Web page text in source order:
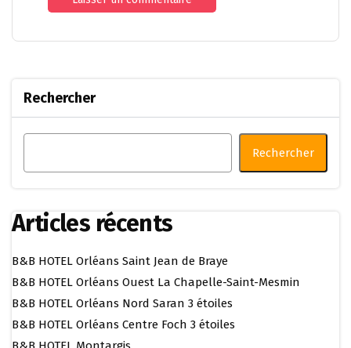
Rechercher
Rechercher
Articles récents
B&B HOTEL Orléans Saint Jean de Braye
B&B HOTEL Orléans Ouest La Chapelle-Saint-Mesmin
B&B HOTEL Orléans Nord Saran 3 étoiles
B&B HOTEL Orléans Centre Foch 3 étoiles